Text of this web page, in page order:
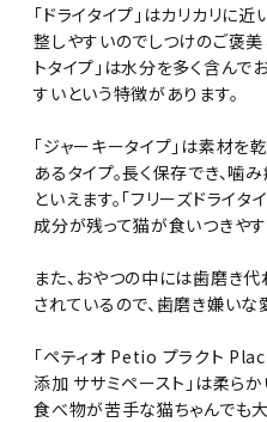
「ドライタイプ」はカリカリに
整しやすいのでしつけのご褒美
トタイプ」は水分を多く含んで
すいという特徴があります。
「ジャーキータイプ」は素材を
あるタイプ。長く保存でき、
といえます。「フリーズドライ
成分が残って猫が食いつきや
また、おやつの中には歯磨き
されているので、歯磨き嫌いな
「ペティオ Petio プラクト
添加 ササミペースト」は柔ら
食べ物が苦手な猫ちゃんでも大